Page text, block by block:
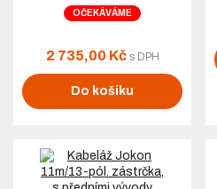
OČEKÁVÁME
2 735,00 Kč s DPH
Do košíku